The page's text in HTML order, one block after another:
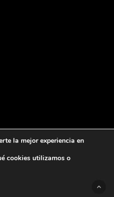
porHopeMedia.es
la mejor experiencia en
cookies utilizamos o